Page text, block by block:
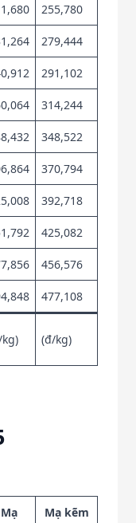
255,780
279,444
291,102
314,244
348,522
370,794
392,718
425,082
456,576
477,108
(đ/kg)
Mạ
Mạ kẽm